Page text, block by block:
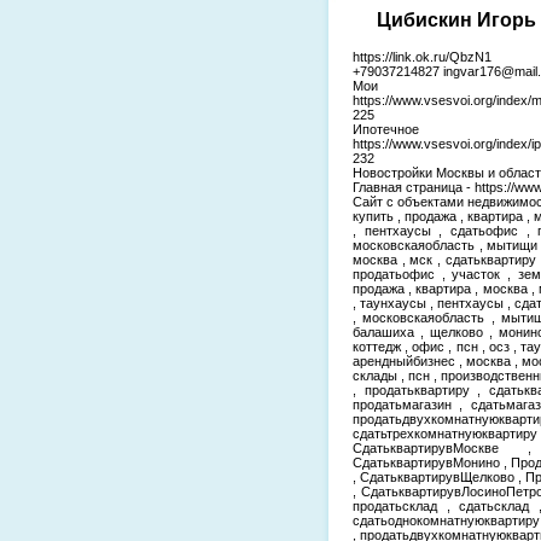
Цибискин Игорь
https://link.ok.ru/QbzN1
+79037214827
Мои
https://www.vsesvoi.org/index/
225
https://www.vsesvoi.org/index/
232
Новостройки Москвы и
Главная страница - https://
Сайт с объектами
купить , продажа , квартира ,
, пентхаусы , сдатьофис ,
московскаяобласть ,
москва , мск ,
продатьофис , участок ,
продажа , квартира , москва ,
, таунхаусы , пентхаусы ,
, московскаяобласть ,
балашиха , щелково ,
коттедж , офис , псн , осз ,
арендныйбизнес , москва ,
склады , псн ,
, продатьквартиру ,
продатьмагазин ,
СдатьквартирувМонино ,
, СдатьквартирувЩелково ,
,
продатьсклад , сдатьсклад
сдатьоднокомнатнуюквартиру
,